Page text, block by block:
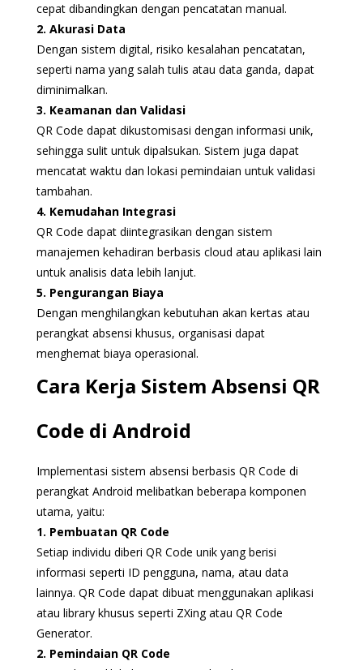
cepat dibandingkan dengan pencatatan manual.
2. Akurasi Data
Dengan sistem digital, risiko kesalahan pencatatan,
seperti nama yang salah tulis atau data ganda, dapat
diminimalkan.
3. Keamanan dan Validasi
QR Code dapat dikustomisasi dengan informasi unik,
sehingga sulit untuk dipalsukan. Sistem juga dapat
mencatat waktu dan lokasi pemindaian untuk validasi
tambahan.
4. Kemudahan Integrasi
QR Code dapat diintegrasikan dengan sistem
manajemen kehadiran berbasis cloud atau aplikasi lain
untuk analisis data lebih lanjut.
5. Pengurangan Biaya
Dengan menghilangkan kebutuhan akan kertas atau
perangkat absensi khusus, organisasi dapat
menghemat biaya operasional.
Cara Kerja Sistem Absensi QR
Code di Android
Implementasi sistem absensi berbasis QR Code di
perangkat Android melibatkan beberapa komponen
utama, yaitu:
1. Pembuatan QR Code
Setiap individu diberi QR Code unik yang berisi
informasi seperti ID pengguna, nama, atau data
lainnya. QR Code dapat dibuat menggunakan aplikasi
atau library khusus seperti ZXing atau QR Code
Generator.
2. Pemindaian QR Code